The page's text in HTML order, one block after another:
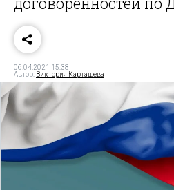
06.04.2021 15:38
Автор: Виктория Карташева